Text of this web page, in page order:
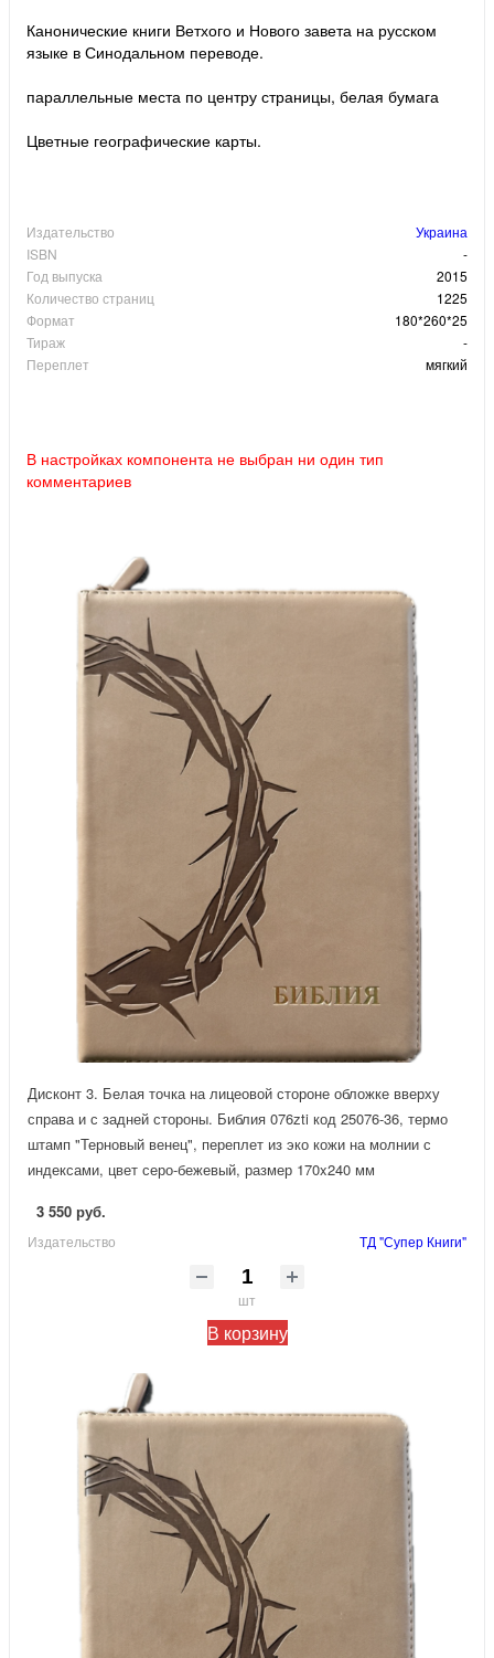
Канонические книги Ветхого и Нового завета на русском
языке в Синодальном переводе.
параллельные места по центру страницы, белая бумага
Цветные географические карты.
Издательство
Украина
ISBN
-
Год выпуска
2015
Количество страниц
1225
Формат
180*260*25
Тираж
-
Переплет
мягкий
В настройках компонента не выбран ни один тип
комментариев
Дисконт 3. Белая точка на лицеовой стороне обложке вверху
справа и с задней стороны. Библия 076zti код 25076-36, термо
штамп "Терновый венец", переплет из эко кожи на молнии с
индексами, цвет серо-бежевый, размер 170x240 мм
3 550 руб.
Издательство ТД "Супер Книги"
шт
В корзину